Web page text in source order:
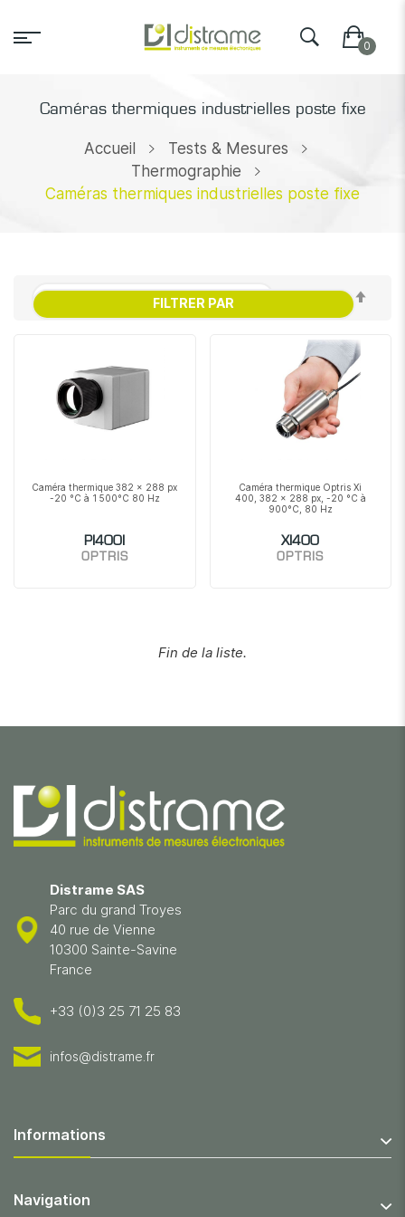
Caméras thermiques industrielles poste fixe
Accueil
Tests & Mesures
Thermographie
Caméras thermiques industrielles poste fixe
Caméra thermique 382 x 288 px
-20 °C à 1 500°C 80 Hz
PI400I
OPTRIS
Caméra thermique Optris Xi
400, 382 x 288 px, -20 °C à
900°C, 80 Hz
XI400
OPTRIS
Fin de la liste.
FILTRER PAR
Distrame SAS
Parc du grand Troyes
40 rue de Vienne
10300 Sainte-Savine
France
+33 (0)3 25 71 25 83
infos@distrame.fr
Informations
Navigation